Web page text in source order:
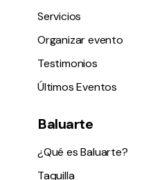
Servicios
Organizar evento
Testimonios
Últimos Eventos
Baluarte
¿Qué es Baluarte?
Taquilla